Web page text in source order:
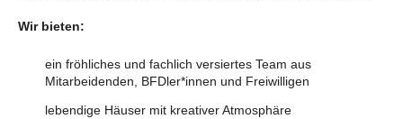
Wir bieten:
ein fröhliches und fachlich versiertes Team aus
Mitarbeidenden, BFDler*innen und Freiwilligen
lebendige Häuser mit kreativer Atmosphäre